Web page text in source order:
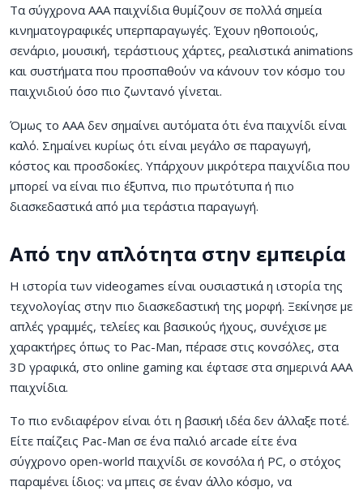
Τα σύγχρονα AAA παιχνίδια θυμίζουν σε πολλά σημεία
κινηματογραφικές υπερπαραγωγές. Έχουν ηθοποιούς,
σενάριο, μουσική, τεράστιους χάρτες, ρεαλιστικά animations
και συστήματα που προσπαθούν να κάνουν τον κόσμο του
παιχνιδιού όσο πιο ζωντανό γίνεται.
Όμως το AAA δεν σημαίνει αυτόματα ότι ένα παιχνίδι είναι
καλό. Σημαίνει κυρίως ότι είναι μεγάλο σε παραγωγή,
κόστος και προσδοκίες. Υπάρχουν μικρότερα παιχνίδια που
μπορεί να είναι πιο έξυπνα, πιο πρωτότυπα ή πιο
διασκεδαστικά από μια τεράστια παραγωγή.
Από την απλότητα στην εμπειρία
Η ιστορία των videogames είναι ουσιαστικά η ιστορία της
τεχνολογίας στην πιο διασκεδαστική της μορφή. Ξεκίνησε με
απλές γραμμές, τελείες και βασικούς ήχους, συνέχισε με
χαρακτήρες όπως το Pac-Man, πέρασε στις κονσόλες, στα
3D γραφικά, στο online gaming και έφτασε στα σημερινά AAA
παιχνίδια.
Το πιο ενδιαφέρον είναι ότι η βασική ιδέα δεν άλλαξε ποτέ.
Είτε παίζεις Pac-Man σε ένα παλιό arcade είτε ένα
σύγχρονο open-world παιχνίδι σε κονσόλα ή PC, ο στόχος
παραμένει ίδιος: να μπεις σε έναν άλλο κόσμο, να